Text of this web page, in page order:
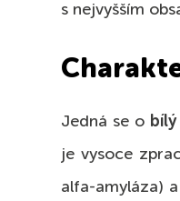
s nejvyšším
Jedná se o
je vysoce
alfa-amyláza)